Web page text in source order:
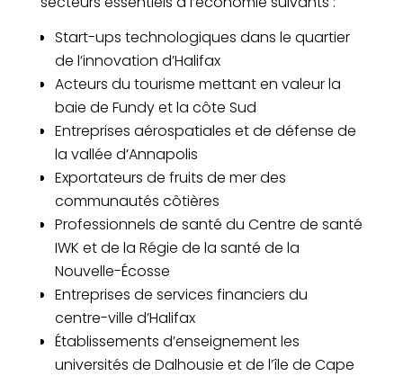
Start-ups technologiques dans le quartier
de l’innovation d’Halifax
Acteurs du tourisme mettant en valeur la
baie de Fundy et la côte Sud
Entreprises aérospatiales et de défense de
la vallée d’Annapolis
Exportateurs de fruits de mer des
communautés côtières
Professionnels de santé du Centre de santé
IWK et de la Régie de la santé de la
Nouvelle-Écosse
Entreprises de services financiers du
centre-ville d’Halifax
Établissements d’enseignement les
universités de Dalhousie et de l’île de Cape